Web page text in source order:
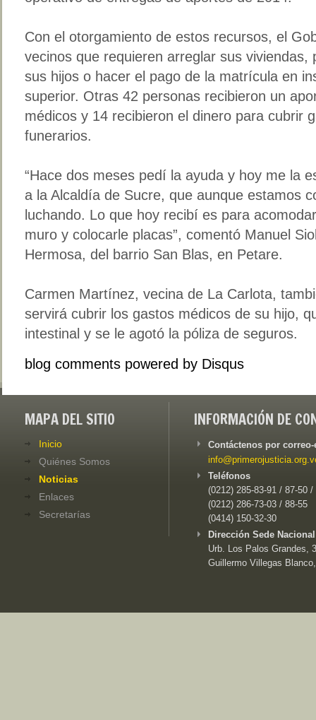
Con el otorgamiento de estos recursos, el
vecinos que requieren arreglar sus viviendas,
sus hijos o hacer el pago de la matrícula en
superior. Otras 42 personas recibieron un
médicos y 14 recibieron el dinero para cubrir
funerarios.
“Hace dos meses pedí la ayuda y hoy me la
a la Alcaldía de Sucre, que aunque estamos
luchando. Lo que hoy recibí es para
muro y colocarle placas”, comentó Manuel
Hermosa, del barrio San Blas, en Petare.
Carmen Martínez, vecina de La Carlota,
servirá cubrir los gastos médicos de su hijo,
intestinal y se le agotó la póliza de seguros.
blog comments powered by Disqus
MAPA DEL SITIO
Inicio
Quiénes Somos
Noticias
Enlaces
Secretarías
INFORMACIÓN DE
Contáctenos por
Teléfonos
(0212) 285-83-91 / 87-50 /
(0212) 286-73-03 / 88-55
(0414) 150-32-30
Dirección Sede
Urb. Los Palos Grandes,
Guillermo Villegas